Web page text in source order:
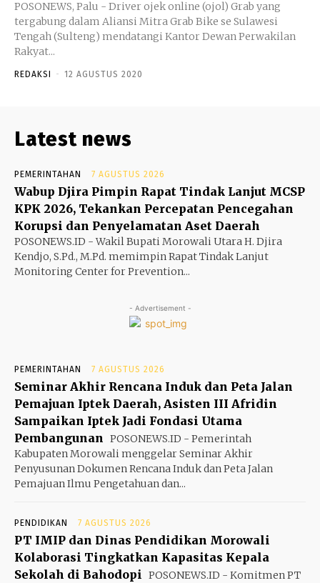
POSONEWS, Palu - Driver ojek online (ojol) Grab yang
tergabung dalam Aliansi Mitra Grab Bike se Sulawesi
Tengah (Sulteng) mendatangi Kantor Dewan Perwakilan
Rakyat...
REDAKSI - 12 AGUSTUS 2020
Latest news
PEMERINTAHAN 7 AGUSTUS 2026
Wabup Djira Pimpin Rapat Tindak Lanjut MCSP
KPK 2026, Tekankan Percepatan Pencegahan
Korupsi dan Penyelamatan Aset Daerah
POSONEWS.ID - Wakil Bupati Morowali Utara H. Djira
Kendjo, S.Pd., M.Pd. memimpin Rapat Tindak Lanjut
Monitoring Center for Prevention...
- Advertisement -
PEMERINTAHAN 7 AGUSTUS 2026
Seminar Akhir Rencana Induk dan Peta Jalan
Pemajuan Iptek Daerah, Asisten III Afridin
Sampaikan Iptek Jadi Fondasi Utama
Pembangunan POSONEWS.ID - Pemerintah
Kabupaten Morowali menggelar Seminar Akhir
Penyusunan Dokumen Rencana Induk dan Peta Jalan
Pemajuan Ilmu Pengetahuan dan...
PENDIDIKAN 7 AGUSTUS 2026
PT IMIP dan Dinas Pendidikan Morowali
Kolaborasi Tingkatkan Kapasitas Kepala
Sekolah di Bahodopi POSONEWS.ID - Komitmen PT